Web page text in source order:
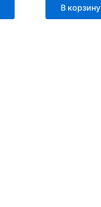
В корзину